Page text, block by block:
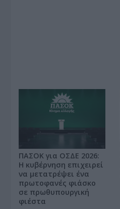
ΠΑΣΟΚ για ΟΣΔΕ 2026:
Η κυβέρνηση επιχειρεί
να μετατρέψει ένα
πρωτοφανές φιάσκο
σε πρωθυπουργική
φιέστα